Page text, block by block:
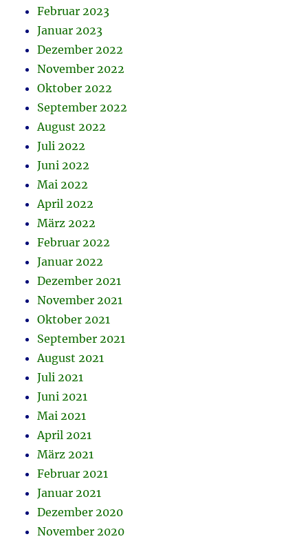
Februar 2023
Januar 2023
Dezember 2022
November 2022
Oktober 2022
September 2022
August 2022
Juli 2022
Juni 2022
Mai 2022
April 2022
März 2022
Februar 2022
Januar 2022
Dezember 2021
November 2021
Oktober 2021
September 2021
August 2021
Juli 2021
Juni 2021
Mai 2021
April 2021
März 2021
Februar 2021
Januar 2021
Dezember 2020
November 2020